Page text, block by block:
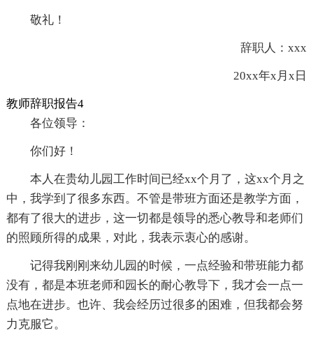
敬礼！
辞职人：xxx
20xx年x月x日
教师辞职报告4
各位领导：
你们好！
本人在贵幼儿园工作时间已经xx个月了，这xx个月之
中，我学到了很多东西。不管是带班方面还是教学方面，
都有了很大的进步，这一切都是领导的悉心教导和老师们
的照顾所得的成果，对此，我表示衷心的感谢。
记得我刚刚来幼儿园的时候，一点经验和带班能力都
没有，都是本班老师和园长的耐心教导下，我才会一点一
点地在进步。也许、我会经历过很多的困难，但我都会努
力克服它。